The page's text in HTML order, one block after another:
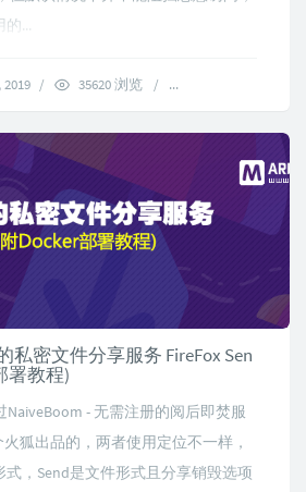
...
2019 / 35620 浏览 /
私密文件分享服务 FireFox Sen
署教程)
- 无需注册的阅后即焚服
狐出品的，两者使用定位不一样，
式，Send是文件形式且分享销毁选项